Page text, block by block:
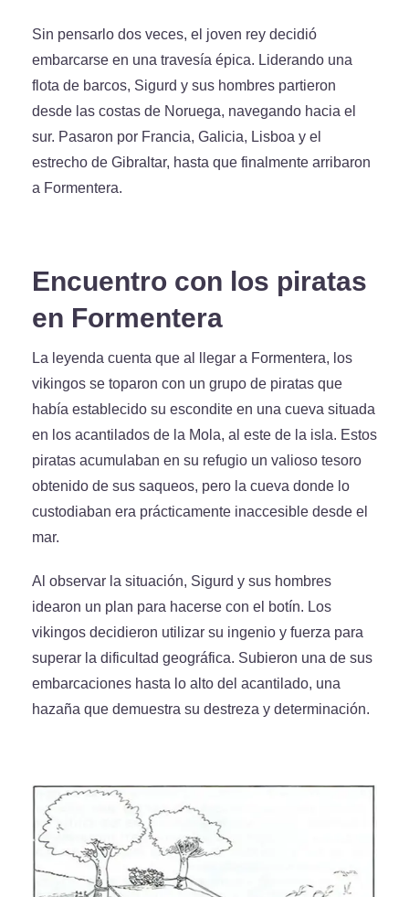
Sin pensarlo dos veces, el joven rey decidió
embarcarse en una travesía épica. Liderando una
flota de barcos, Sigurd y sus hombres partieron
desde las costas de Noruega, navegando hacia el
sur. Pasaron por Francia, Galicia, Lisboa y el
estrecho de Gibraltar, hasta que finalmente arribaron
a Formentera.
Encuentro con los piratas
en Formentera
La leyenda cuenta que al llegar a Formentera, los
vikingos se toparon con un grupo de piratas que
había establecido su escondite en una cueva situada
en los acantilados de la Mola, al este de la isla. Estos
piratas acumulaban en su refugio un valioso tesoro
obtenido de sus saqueos, pero la cueva donde lo
custodiaban era prácticamente inaccesible desde el
mar.
Al observar la situación, Sigurd y sus hombres
idearon un plan para hacerse con el botín. Los
vikingos decidieron utilizar su ingenio y fuerza para
superar la dificultad geográfica. Subieron una de sus
embarcaciones hasta lo alto del acantilado, una
hazaña que demuestra su destreza y determinación.